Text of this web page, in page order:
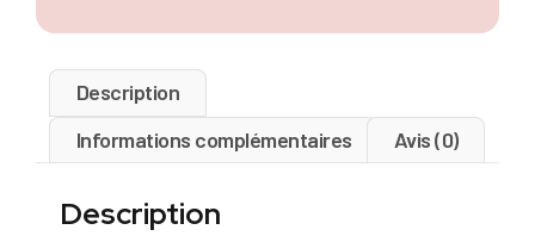
Description
Informations complémentaires
Avis (0)
Description